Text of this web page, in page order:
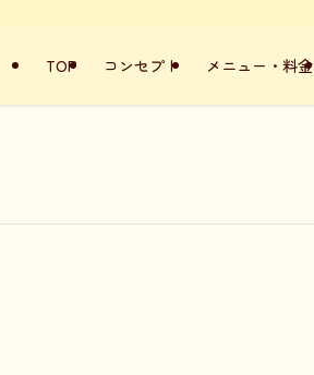
TOP コンセプト メニュー・料金